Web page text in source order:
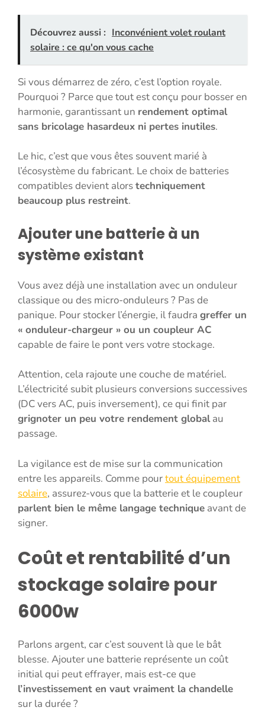
Découvrez aussi : Inconvénient volet roulant
solaire : ce qu'on vous cache
Si vous démarrez de zéro, c’est l’option royale.
Pourquoi ? Parce que tout est conçu pour bosser en
harmonie, garantissant un rendement optimal
sans bricolage hasardeux ni pertes inutiles.
Le hic, c’est que vous êtes souvent marié à
l’écosystème du fabricant. Le choix de batteries
compatibles devient alorstechniquement
beaucoup plus restreint.
Ajouter une batterie à un
système existant
Vous avez déjà une installation avec un onduleur
classique ou des micro-onduleurs ? Pas de
panique. Pour stocker l’énergie, il faudra greffer un
« onduleur-chargeur » ou un coupleur AC
capable de faire le pont vers votre stockage.
Attention, cela rajoute une couche de matériel.
L’électricité subit plusieurs conversions successives
(DC vers AC, puis inversement), ce qui finit par
grignoter un peu votre rendement globalau
passage.
La vigilance est de mise sur la communication
entre les appareils. Comme pourtout équipement
solaire, assurez-vous que la batterie et le coupleur
parlent bien le même langage technique avant de
signer.
Coût et rentabilité d’un
stockage solaire pour
6000w
Parlons argent, car c’est souvent là que le bât
blesse. Ajouter une batterie représente un coût
initial qui peut effrayer, mais est-ce que
l’investissement en vaut vraiment la chandelle
sur la durée ?